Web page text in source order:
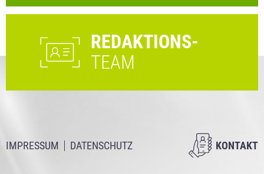
REDAKTIONS-
TEAM
IMPRESSUM DATENSCHUTZ KONTAKT